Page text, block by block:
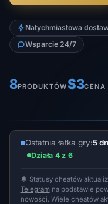
Natychmiastowa
Wsparcie 24/7
8PRODUKTÓW$3CENA
Ostatnia łatka gry:5
Działa 4 z 6
🔔 Statusy cheatów
Telegram na podstawie
nowości. Wiele cheatów